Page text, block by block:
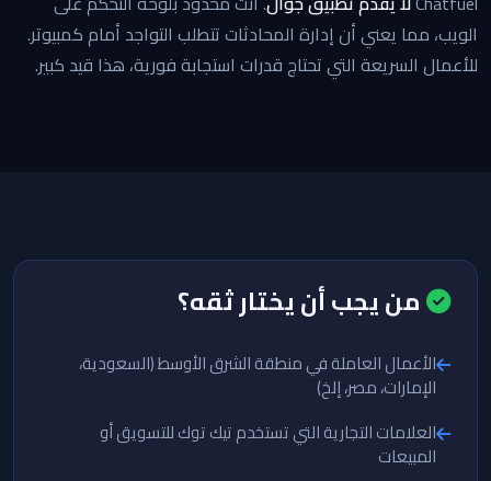
الويب، مما يعني أن إدارة المحادثات تتطلب التواجد أمام كمبيوتر.
للأعمال السريعة التي تحتاج قدرات استجابة فورية، هذا قيد كبير.
من يجب أن يختار ثقه؟
الأعمال العاملة في منطقة الشرق الأوسط (السعودية،
الإمارات، مصر، إلخ)
العلامات التجارية التي تستخدم تيك توك للتسويق أو
المبيعات